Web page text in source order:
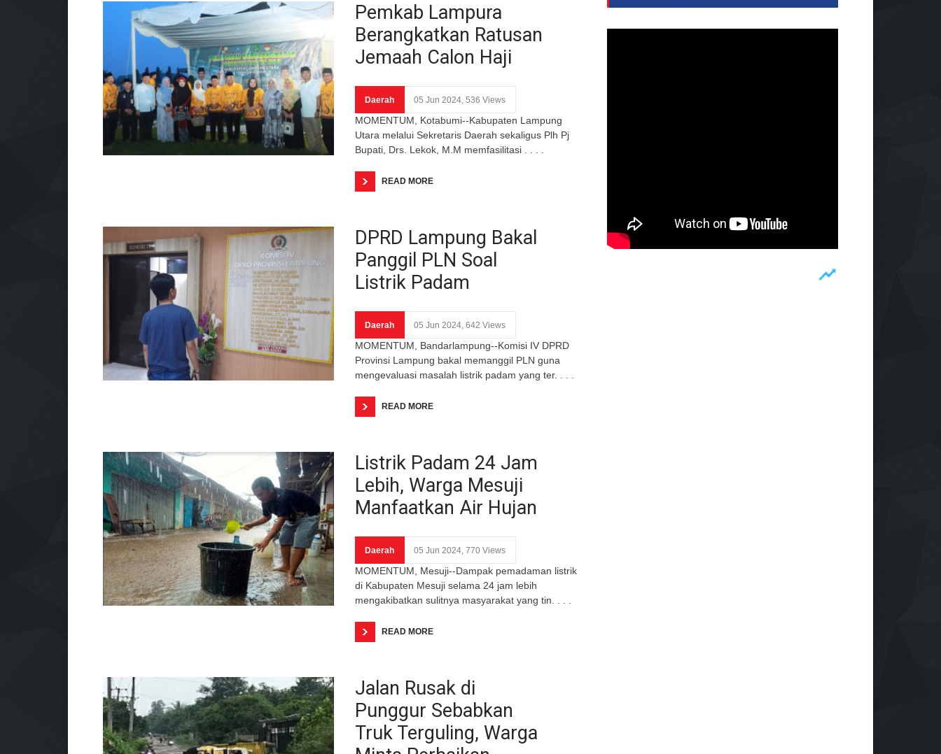
Pemkab Lampura
Berangkatkan Ratusan
Jemaah Calon Haji
Daerah 05 Jun 2024, 536 Views
MOMENTUM, Kotabumi--Kabupaten Lampung
Utara melalui Sekretaris Daerah sekaligus Plh Pj
Bupati, Drs. Lekok, M.M memfasilitasi . . . .
READ MORE
DPRD Lampung Bakal
Panggil PLN Soal
Listrik Padam
Daerah 05 Jun 2024, 642 Views
MOMENTUM, Bandarlampung--Komisi IV DPRD
Provinsi Lampung bakal memanggil PLN guna
mengevaluasi masalah listrik padam yang ter. . . .
READ MORE
Listrik Padam 24 Jam
Lebih, Warga Mesuji
Manfaatkan Air Hujan
Daerah 05 Jun 2024, 770 Views
MOMENTUM, Mesuji--Dampak pemadaman listrik
di Kabupaten Mesuji selama 24 jam lebih
mengakibatkan sulitnya masyarakat yang tin. . . .
READ MORE
Jalan Rusak di
Punggur Sebabkan
Truk Terguling, Warga